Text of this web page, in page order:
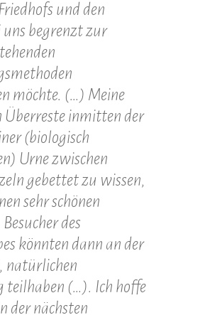
und den
begrenzt zur
möchte. (…) Meine
Überreste inmitten der
(biologisch
Urne zwischen
gebettet zu wissen,
sehr schönen
des
könnten dann an der
natürlichen
teilhaben (…). Ich hoffe
der nächsten